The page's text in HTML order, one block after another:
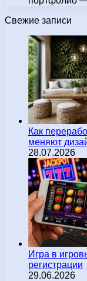
Свежие записи
Как
меняют
28.07.2026
Игра в
регистрации
29.06.2026